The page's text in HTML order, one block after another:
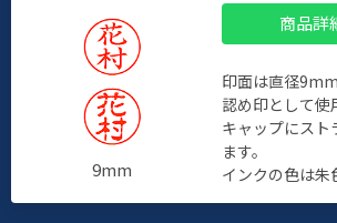
9mm
商品詳
印面は直径
認め印として使
キャップにスト
ます。
インクの色は朱